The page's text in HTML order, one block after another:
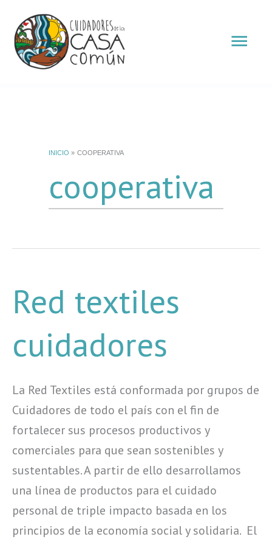
contenido
INICIO COOPERATIVA
cooperativa
Red textiles
cuidadores
La Red Textiles está conformada por grupos de
Cuidadores de todo el país con el fin de
fortalecer sus procesos productivos y
comerciales para que sean sostenibles y
sustentables. A partir de ello desarrollamos
una línea de productos para el cuidado
personal de triple impacto basada en los
principios de la economía social y solidaria. El
Red
textiles
cuidadores